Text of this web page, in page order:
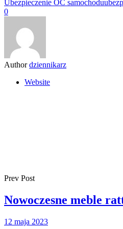
Ubezpieczenie OC samochodu
0
Author dziennikarz
Website
Prev Post
Nowoczesne meble
12 maja 2023